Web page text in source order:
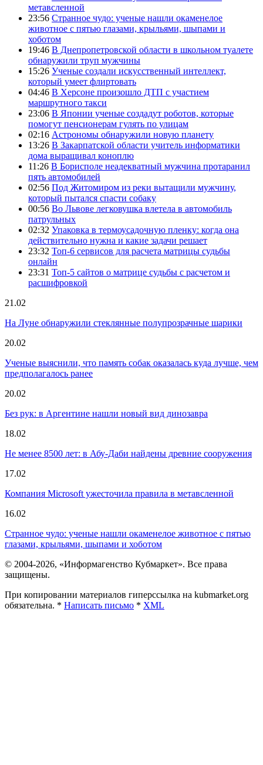
метавсленной
23:56 Странное чудо: ученые нашли окаменелое
животное с пятью глазами, крыльями, шыпами и
хоботом
19:46 В Днепропетровской области в школьном туалете
обнаружили труп мужчины
15:26 Ученые создали искусственный интеллект,
который умеет флиртовать
04:46 В Херсоне произошло ДТП с участием
маршрутного такси
23:06 В Японии ученые создадут роботов, которые
помогут пенсионерам гулять по улицам
02:16 Астрономы обнаружили новую планету
13:26 В Закарпатской области учитель информатики
дома выращивал коноплю
11:26 В Борисполе неадекватный мужчина протаранил
пять автомобилей
02:56 Под Житомиром из реки вытащили мужчину,
который пытался спасти собаку
00:56 Во Львове легковушка влетела в автомобиль
патрульных
02:32 Упаковка в термоусадочную пленку: когда она
действительно нужна и какие задачи решает
23:32 Топ-6 сервисов для расчета матрицы судьбы
онлайн
23:31 Топ-5 сайтов о матрице судьбы с расчетом и
расшифровкой
21.02
На Луне обнаружили стеклянные полупрозрачные шарики
20.02
Ученые выяснили, что память собак оказалась куда лучше, чем
предполагалось ранее
20.02
Без рук: в Аргентине нашли новый вид динозавра
18.02
Не менее 8500 лет: в Абу-Даби найдены древние сооружения
17.02
Компания Microsoft ужесточила правила в метавсленной
16.02
Странное чудо: ученые нашли окаменелое животное с пятью
глазами, крыльями, шыпами и хоботом
© 2004-2026, «Информагенство Кубмаркет». Все права
защищены.
При копировании материалов гиперссылка на kubmarket.org
обязательна. * Написать письмо * XML